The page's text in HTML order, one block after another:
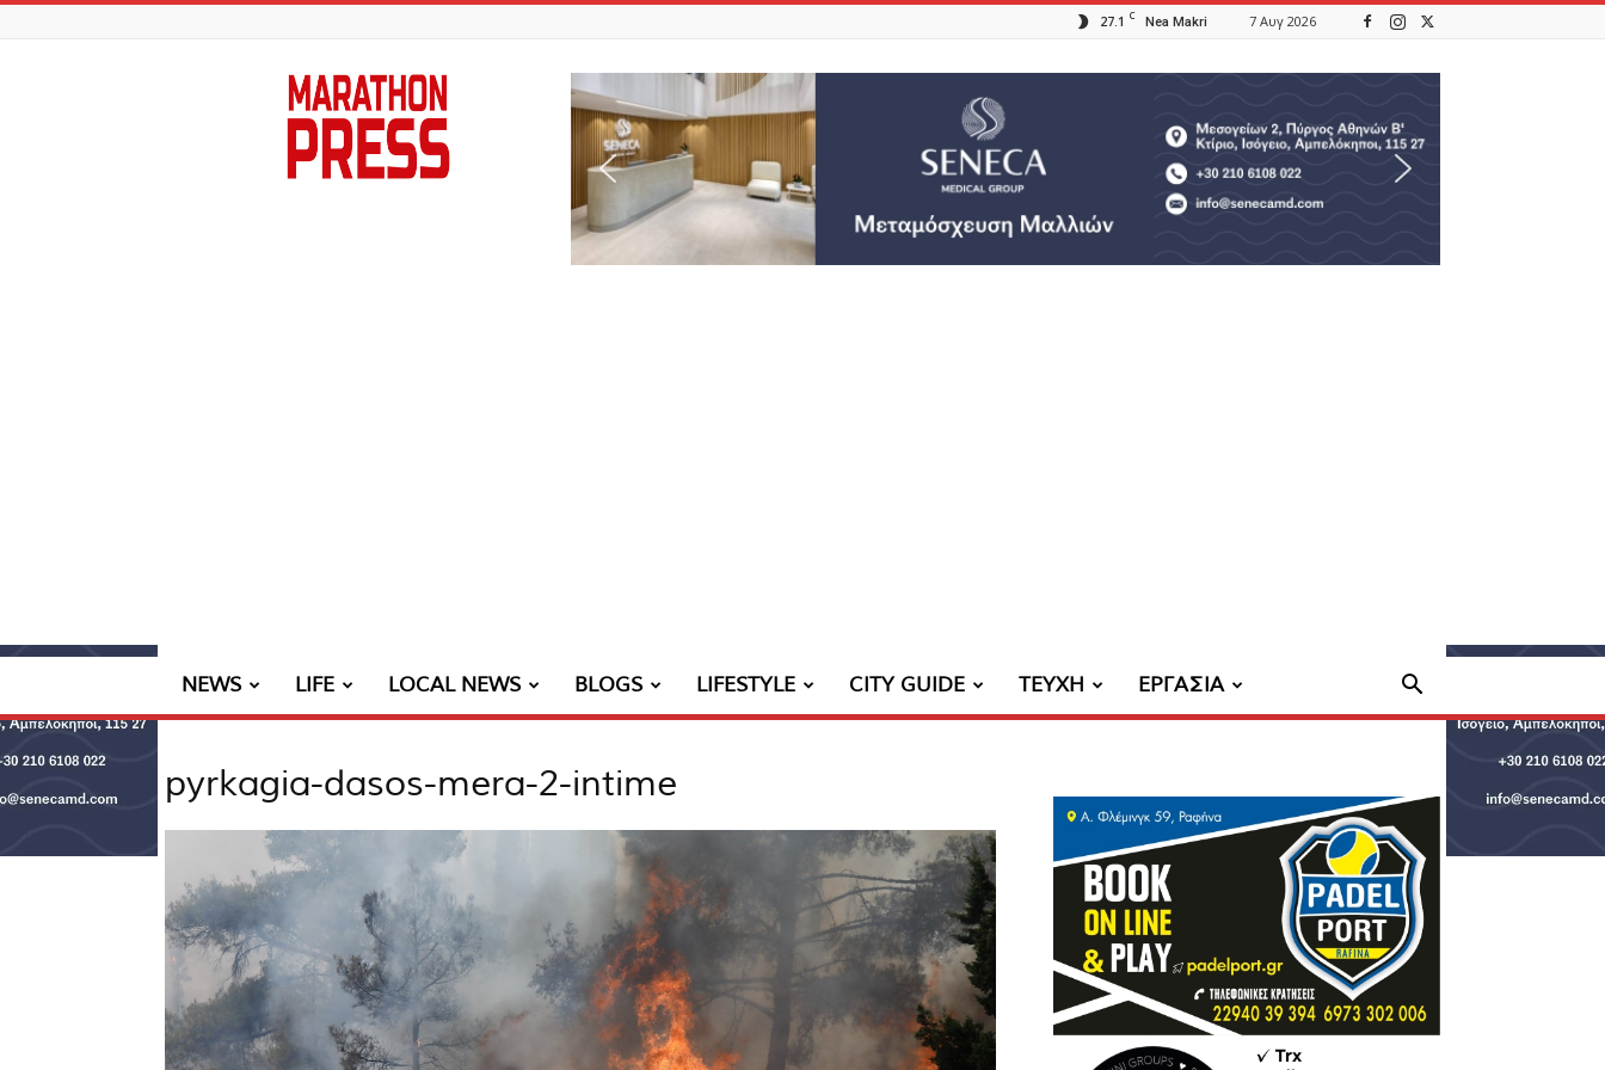
27.1 C Nea Makri 7 Αυγ 2026
Marathon
Press
NEWS LIFE LOCAL NEWS BLOGS LIFESTYLE CITY GUIDE ΤΕΥΧΗ ΕΡΓΑΣΙΑ
pyrkagia-dasos-mera-2-intime